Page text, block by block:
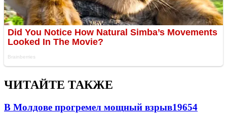
ЧИТАЙТЕ ТАКЖЕ
В Молдове прогремел мощный взрыв19654